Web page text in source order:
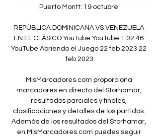
Puerto Montt: 19 octubre.
REPÚBLICA DOMINICANA VS VENEZUELA
EN EL CLÁSICO YouTube YouTube 1:02:46
YouTube Abriendo el Juego 22 feb 2023 22
feb 2023
MisMarcadores.com proporciona
marcadores en directo del Storhamar,
resultados parciales y finales,
clasificaciones y detalles de los partidos.
Además de los resultados del Storhamar,
en MisMarcadores.com puedes seguir